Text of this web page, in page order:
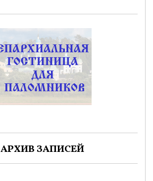
АРХИВ ЗАПИСЕЙ